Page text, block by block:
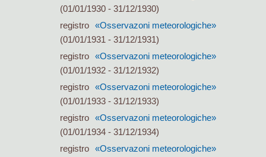
(01/01/1930 - 31/12/1930)
registro «Osservazoni meteorologiche»
(01/01/1931 - 31/12/1931)
registro «Osservazoni meteorologiche»
(01/01/1932 - 31/12/1932)
registro «Osservazoni meteorologiche»
(01/01/1933 - 31/12/1933)
registro «Osservazoni meteorologiche»
(01/01/1934 - 31/12/1934)
registro «Osservazoni meteorologiche»